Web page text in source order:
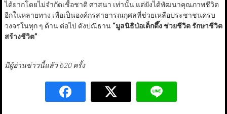
ได้ยากโดยไม่จำกัดเชื้อชาติ ศาสนา เท่านั้น แต่ยังได้พัฒนาคุณภาพชีวิต
อีกในหลายทาง เพื่อเป็นองค์กรสาธารณกุศลที่ช่วยเหลือประชาชนครบ
วงจรในทุก ๆ ด้าน ต่อไป ดังปณิธาน “มูลนิธิป่อเต็กตึ๊ง ช่วยชีวิต รักษาชีวิต
สร้างชีวิต”
มีผู้อ่านข่าวนี้แล้ว 620 ครั้ง